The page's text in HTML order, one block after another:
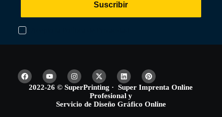
Suscribir
2022-26 © SuperPrinting · Super Imprenta Online
Profesional y
Servicio de Diseño Gráfico Online